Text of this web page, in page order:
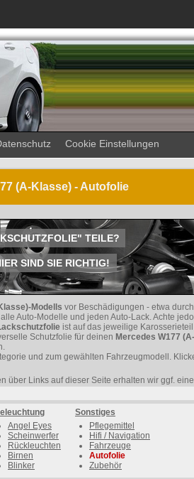
Cookie Einstellungen
(A-Klasse) - Autofolie
TEILE?
SIND SIE RICHTIG!
Modells vor Beschädigungen - etwa
Auto-Modelle und jeden Auto-Lack. Achte
ist auf das jeweilige
Schutzfolie für deinen Mercedes W177
und zum gewählten Fahrzeugmodell.
über Links auf dieser Seite erhalten wir ggf.
Angel Eyes
Scheinwerfer
Rückleuchten
Birnen
Blinker
Sonstiges
Pflegemittel
Hifi / Navigation
Fahrzeuge
Autofolie
Zubehör